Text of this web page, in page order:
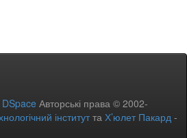
Авторські права © 2002-
інститутта Х’юлет Пакард -